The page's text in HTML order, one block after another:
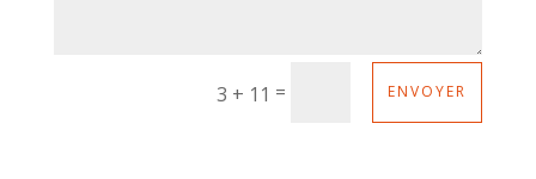
3 + 11 = ENVOYER